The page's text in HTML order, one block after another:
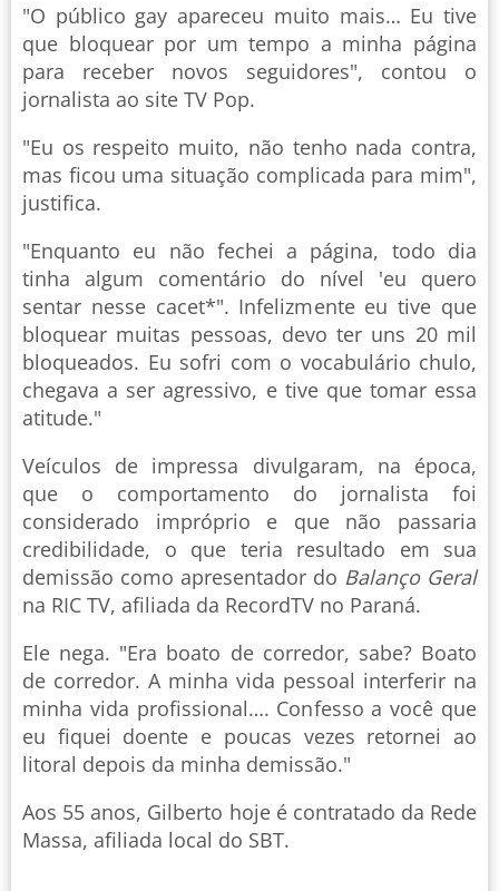
"O público gay apareceu muito mais… Eu tive
que bloquear por um tempo a minha página
para receber novos seguidores", contou o
jornalista ao site TV Pop.
"Eu os respeito muito, não tenho nada contra,
mas ficou uma situação complicada para mim",
justifica.
"Enquanto eu não fechei a página, todo dia
tinha algum comentário do nível 'eu quero
sentar nesse cacet*". Infelizmente eu tive que
bloquear muitas pessoas, devo ter uns 20 mil
bloqueados. Eu sofri com o vocabulário chulo,
chegava a ser agressivo, e tive que tomar essa
atitude."
Veículos de impressa divulgaram, na época,
que o comportamento do jornalista foi
considerado impróprio e que não passaria
credibilidade, o que teria resultado em sua
demissão como apresentador do Balanço Geral
na RIC TV, afiliada da RecordTV no Paraná.
Ele nega. "Era boato de corredor, sabe? Boato
de corredor. A minha vida pessoal interferir na
minha vida profissional…. Confesso a você que
eu fiquei doente e poucas vezes retornei ao
litoral depois da minha demissão."
Aos 55 anos, Gilberto hoje é contratado da Rede
Massa, afiliada local do SBT.